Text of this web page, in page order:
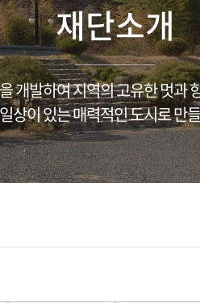
재단소개
개발하여 지역의 고유한 멋과
상이 있는 매력적인 도시로 만